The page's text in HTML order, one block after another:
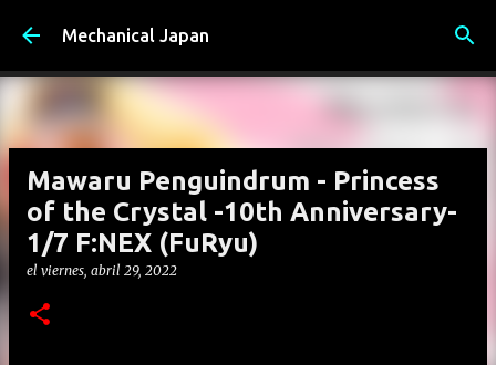
Ir al contenido principal
Mechanical Japan
Mawaru Penguindrum - Princess
of the Crystal -10th Anniversary-
1/7 F:NEX (FuRyu)
el viernes, abril 29, 2022